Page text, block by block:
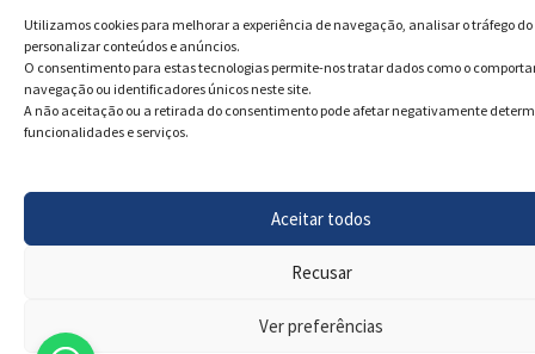
Utilizamos cookies para melhorar a experiência de navegação, analisar o tráfego do
personalizar conteúdos e anúncios.
O consentimento para estas tecnologias permite-nos tratar dados como o
navegação ou identificadores únicos neste site.
A não aceitação ou a retirada do consentimento pode afetar negativamente
funcionalidades e serviços.
Aceitar todos
Recusar
Ver preferências
a
m
Culturais, Lda
Powered byMegastock Informática